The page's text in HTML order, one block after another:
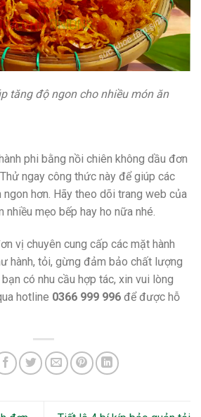
tăng độ ngon cho nhiều món ăn
phi bằng nồi chiên không dầu đơn
ngay công thức này để giúp các
hơn. Hãy theo dõi trang web của
nhiều mẹo bếp hay ho nữa nhé.
vị chuyên cung cấp các mặt hành
hành, tỏi, gừng đảm bảo chất lượng
có nhu cầu hợp tác, xin vui lòng
hotline 0366 999 996 để được hỗ